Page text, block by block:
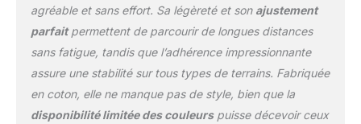
agréable et sans effort. Sa légèreté et son ajustement
parfaitpermettent de parcourir de longues distances
sans fatigue, tandis que l’adhérence impressionnante
assure une stabilité sur tous types de terrains. Fabriquée
en coton, elle ne manque pas de style, bien que la
disponibilité limitée des couleurspuisse décevoir ceux